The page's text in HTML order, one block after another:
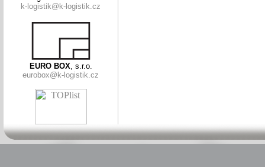
k-logistik@k-logistik.cz
EURO BOX, s.r.o.
eurobox@k-logistik.cz